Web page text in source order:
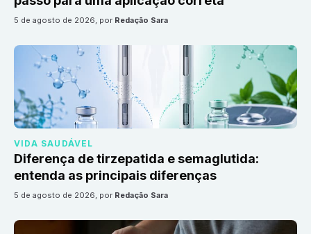
5 de agosto de 2026, por Redação Sara
VIDA SAUDÁVEL
Diferença de tirzepatida e semaglutida:
entenda as principais diferenças
5 de agosto de 2026, por Redação Sara